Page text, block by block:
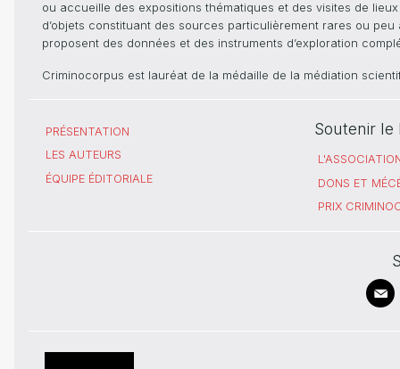
ou accueille des expositions thématiques et des visites de
d’objets constituant des sources particulièrement rares ou
proposent des données et des instruments d’exploration
Criminocorpus est lauréat de la médaille de la médiation
PRÉSENTATION
LES AUTEURS
ÉQUIPE ÉDITORIALE
Soutenir le
DONS ET
PRIX